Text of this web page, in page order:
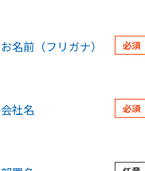
お名前（フリガナ）
会社名